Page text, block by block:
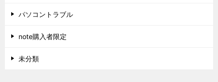
パソコントラブル
note購入者限定
未分類